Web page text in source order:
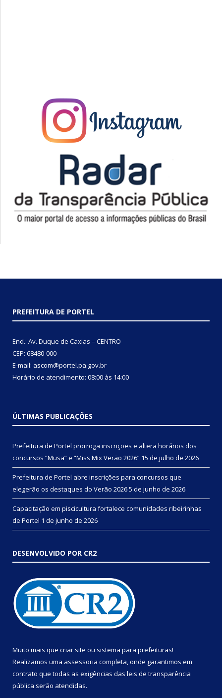
PREFEITURA DE PORTEL
End.: Av. Duque de Caxias – CENTRO
CEP: 68480-000
E-mail: ascom@portel.pa.gov.br
Horário de atendimento: 08:00 às 14:00
ÚLTIMAS PUBLICAÇÕES
Prefeitura de Portel prorroga inscrições e altera horários dos
concursos “Musa” e “Miss Mix Verão 2026” 15 de julho de 2026
Prefeitura de Portel abre inscrições para concursos que
elegerão os destaques do Verão 20265 de junho de 2026
Capacitação em piscicultura fortalece comunidades ribeirinhas
de Portel 1 de junho de 2026
DESENVOLVIDO POR CR2
Muito mais que criar site ou sistema para prefeituras!
Realizamos uma assessoria completa, onde garantimos em
contrato que todas as exigências das leis de transparência
pública serão atendidas.